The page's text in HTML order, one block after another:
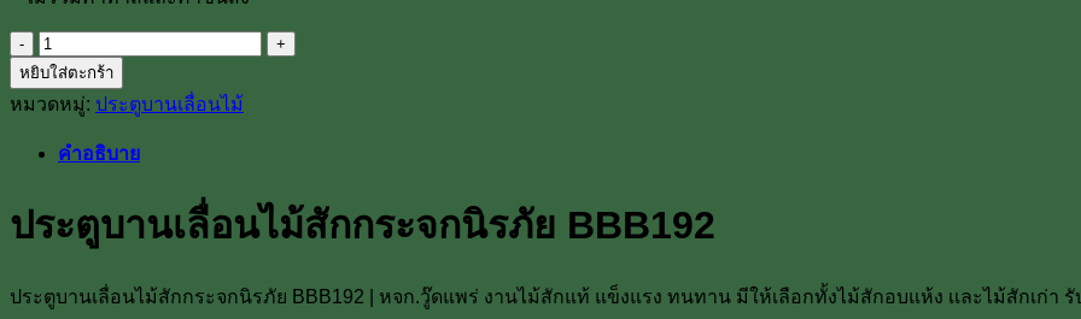
จำนวน
ประตู
บาน
ไม้
กระจก
BBB192
ชิ้น
หยิบใส่ตะกร้า
หมวดหมู่: ประตูบานเลื่อนไม้
คำอธิบาย
ประตูบานเลื่อนไม้สักกระจกนิรภัย BBB192
ประตูบานเลื่อนไม้สักกระจกนิรภัย BBB192 | หจก.วู๊ดแพร่ งานไม้สักแท้ แข็งแรง ทนทาน มีให้เลือกทั้งไม้สักอบแห้ง เเละไม้สักเก่า